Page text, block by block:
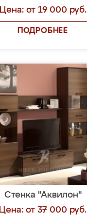
Цена: от 19 000 руб.
ПОДРОБНЕЕ
Стенка "Аквилон"
Цена: от 37 000 руб.